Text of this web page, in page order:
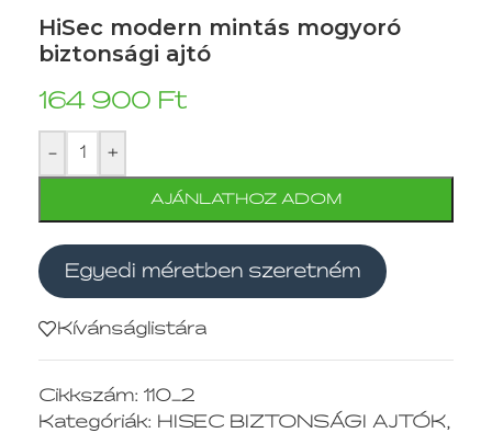
HiSec modern mintás mogyoró
biztonsági ajtó
164 900 Ft
- +
AJÁNLATHOZ ADOM
Egyedi méretben szeretném
Kívánságlistára
Cikkszám: 110_2
Kategóriák: HISEC BIZTONSÁGI AJTÓK,